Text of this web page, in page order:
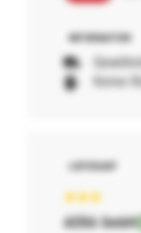
Keine
AERA GmbH